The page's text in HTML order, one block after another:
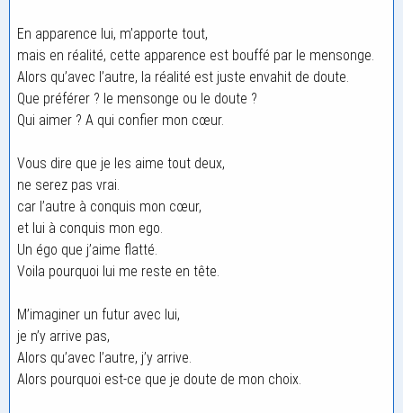
En apparence lui, m’apporte tout,
mais en réalité, cette apparence est bouffé par le mensonge.
Alors qu’avec l’autre, la réalité est juste envahit de doute.
Que préférer ? le mensonge ou le doute ?
Qui aimer ? A qui confier mon cœur.
Vous dire que je les aime tout deux,
ne serez pas vrai.
car l’autre à conquis mon cœur,
et lui à conquis mon ego.
Un égo que j’aime flatté.
Voila pourquoi lui me reste en tête.
M’imaginer un futur avec lui,
je n’y arrive pas,
Alors qu’avec l’autre, j’y arrive.
Alors pourquoi est-ce que je doute de mon choix.